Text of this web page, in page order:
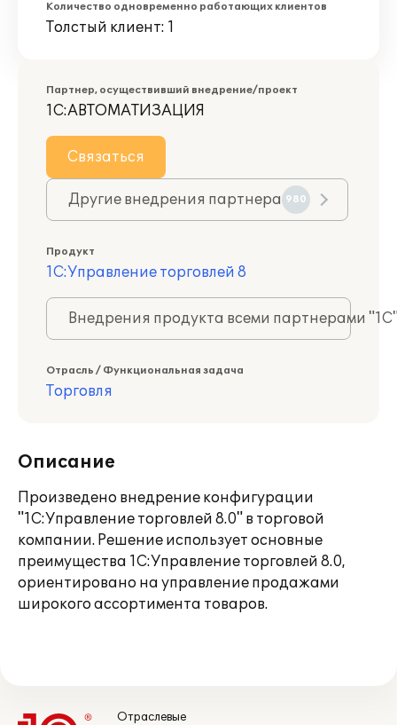
Количество одновременно работающих клиентов
Толстый клиент: 1
Партнер, осуществивший внедрение/проект
1С:АВТОМАТИЗАЦИЯ
Связаться
Другие внедрения партнера 980
Продукт
1С:Управление торговлей 8
Внедрения продукта всеми партнерами
Отрасль / Функциональная задача
Торговля
Описание
Произведено внедрение конфигурации
"1С:Управление торговлей 8.0" в торговой
компании. Решение использует основные
преимущества 1С:Управление торговлей 8.0,
ориентировано на управление продажами
широкого ассортимента товаров.
Отраслевые